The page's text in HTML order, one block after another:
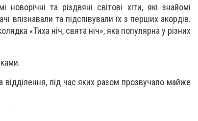
та різдвяні світові хіти, які знайомі
впізнавали та підспівували їх з перших акордів.
«Тиха ніч, свята ніч», яка популярна у різних
під час яких разом прозвучало майже